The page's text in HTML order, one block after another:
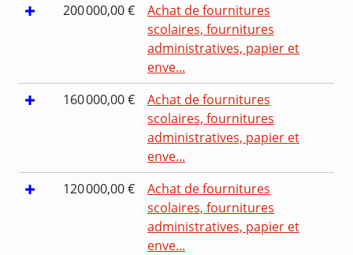
200 000,00 €
Achat de fournitures
scolaires, fournitures
administratives, papier et
enve...
160 000,00 €
Achat de fournitures
scolaires, fournitures
administratives, papier et
enve...
120 000,00 €
Achat de fournitures
scolaires, fournitures
administratives, papier et
enve...